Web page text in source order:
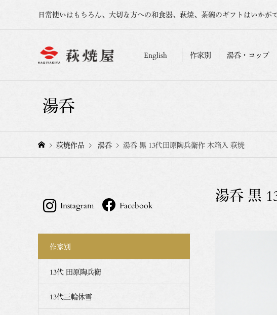
日常使いはもちろん、大切な方への和食器、萩焼、茶碗のギフトはいかが
English 作家別 湯呑・コップ
湯呑
萩焼作品 湯呑 湯呑 黒 13代田原陶兵衛作 木箱入 萩焼
湯呑 黒
Instagram Facebook
作家別
13代 田原陶兵衛
13代三輪休雪